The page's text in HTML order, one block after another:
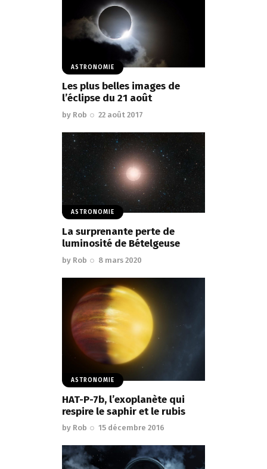
ASTRONOMIE
Les plus belles images de
l’éclipse du 21 août
by Rob 22 août 2017
ASTRONOMIE
La surprenante perte de
luminosité de Bételgeuse
by Rob 8 mars 2020
ASTRONOMIE
HAT-P-7b, l’exoplanète qui
respire le saphir et le rubis
by Rob 15 décembre 2016